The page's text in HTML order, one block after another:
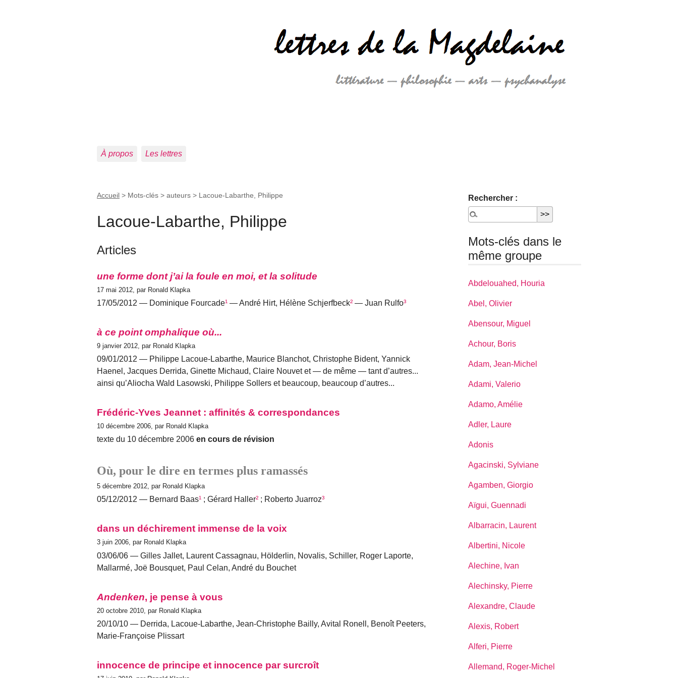
À propos Les lettres
Accueil > Mots-clés > auteurs > Lacoue-Labarthe, Philippe
Lacoue-Labarthe, Philippe
Articles
une forme dont j’ai la foule en moi, et la solitude
17 mai 2012, par Ronald Klapka
17/05/2012 — Dominique Fourcade¹ — André Hirt, Hélène Schjerfbeck² — Juan Rulfo³
à ce point omphalique où...
9 janvier 2012, par Ronald Klapka
09/01/2012 — Philippe Lacoue-Labarthe, Maurice Blanchot, Christophe Bident, Yannick
Haenel, Jacques Derrida, Ginette Michaud, Claire Nouvet et — de même — tant d’autres...
ainsi qu’Aliocha Wald Lasowski, Philippe Sollers et beaucoup, beaucoup d’autres...
Frédéric-Yves Jeannet : affinités & correspondances
10 décembre 2006, par Ronald Klapka
texte du 10 décembre 2006 en cours de révision
Où, pour le dire en termes plus ramassés
5 décembre 2012, par Ronald Klapka
05/12/2012 — Bernard Baas¹ ; Gérard Haller² ; Roberto Juarroz³
dans un déchirement immense de la voix
3 juin 2006, par Ronald Klapka
03/06/06 — Gilles Jallet, Laurent Cassagnau, Hölderlin, Novalis, Schiller, Roger Laporte,
Mallarmé, Joë Bousquet, Paul Celan, André du Bouchet
Andenken, je pense à vous
20 octobre 2010, par Ronald Klapka
20/10/10 — Derrida, Lacoue-Labarthe, Jean-Christophe Bailly, Avital Ronell, Benoît Peeters,
Marie-Françoise Plissart
innocence de principe et innocence par surcroît
Rechercher :
Mots-clés dans le
même groupe
Abdelouahed, Houria
Abel, Olivier
Abensour, Miguel
Achour, Boris
Adam, Jean-Michel
Adami, Valerio
Adamo, Amélie
Adler, Laure
Adonis
Agacinski, Sylviane
Agamben, Giorgio
Aïgui, Guennadi
Albarracin, Laurent
Albertini, Nicole
Alechine, Ivan
Alechinsky, Pierre
Alexandre, Claude
Alexis, Robert
Alferi, Pierre
Allemand, Roger-Michel